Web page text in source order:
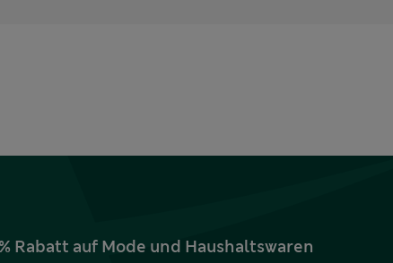
Rabatt auf Mode und Haushaltswaren